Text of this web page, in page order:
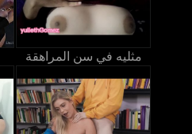
مثليه في سن المراهقة